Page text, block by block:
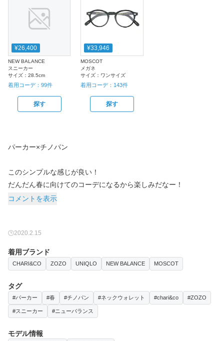
¥26,400
NEW BALANCE
スニーカー
サイズ： 28.5cm
着用コーデ： 99件
探す
¥33,946
MOSCOT
メガネ
サイズ： ワンサイズ
着用コーデ： 143件
探す
パーカー×チノパン
このシンプルな感じが良い！
だんだん春に向けてのコーデになるから楽しみだなー！
コメントを表示
2020.2.15
着用ブランド
CHARI&CO ZOZO UNIQLO NEW BALANCE MOSCOT
タグ
#パーカー #春 #チノパン #ネックウォレット #chari&co #ZOZO
#スニーカー #ニューバランス
モデル情報